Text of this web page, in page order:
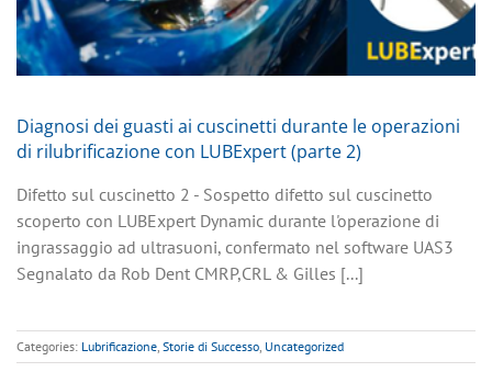
Diagnosi dei guasti ai cuscinetti durante le operazioni
di rilubrificazione con LUBExpert (parte 2)
Difetto sul cuscinetto 2 - Sospetto difetto sul cuscinetto
scoperto con LUBExpert Dynamic durante l'operazione di
ingrassaggio ad ultrasuoni, confermato nel software UAS3
Segnalato da Rob Dent CMRP,CRL & Gilles [...]
Categories: Lubrificazione, Storie di Successo, Uncategorized